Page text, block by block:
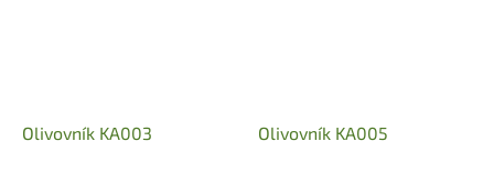
Olivovník KA003 Olivovník KA005